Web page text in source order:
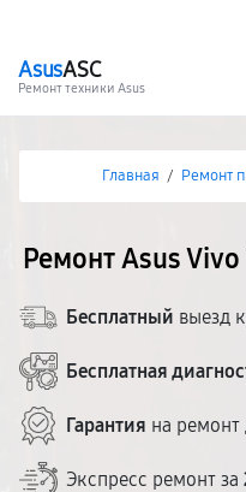
AsusASC
Ремонт техники Asus
Главная / Ремонт
Ремонт Asus
Бесплатный выезд
Бесплатная
Гарантия на ремонт
Экспресс ремонт за